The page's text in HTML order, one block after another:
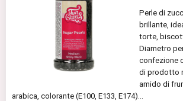
Perle di
brillante,
torte,
Diametro
confezione
di prodotto
amido di
arabica, colorante (E100, E133, E174)...